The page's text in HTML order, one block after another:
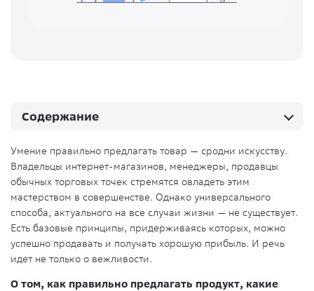
Умение правильно предлагать товар — сродни искусству.
Владельцы интернет-магазинов, менеджеры, продавцы
обычных торговых точек стремятся овладеть этим
мастерством в совершенстве. Однако универсального
способа, актуального на все случаи жизни — не существует.
Есть базовые принципы, придерживаясь которых, можно
успешно продавать и получать хорошую прибыль. И речь
идет не только о вежливости.
О том, как правильно предлагать продукт, какие
Содержание